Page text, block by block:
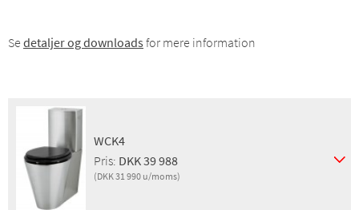
Se detaljer og downloads for mere information
WCK4
Pris: DKK 39 988
(DKK 31 990 u/moms)